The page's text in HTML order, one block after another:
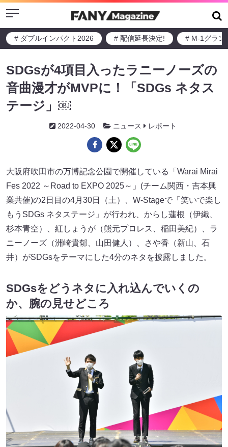
Menu
# ダブルインパクト2026 # 配信延長決定! # M-1グラン
SDGsが4項目入ったラニーノーズの
音曲漫才がMVPに！「SDGs ネタス
テージ」￼
2022-04-30 ニュース レポート
大阪府吹田市の万博記念公園で開催している「Warai Mirai
Fes 2022 ～Road to EXPO 2025～」(チーム関西・吉本興
業共催)の2日目の4月30日（土）、W-Stageで「笑いで楽し
もうSDGs ネタステージ」が行われ、からし蓮根（伊織、
杉本青空）、紅しょうが（熊元プロレス、稲田美紀）、ラ
ニーノーズ（洲崎貴郁、山田健人）、さや香（新山、石
井）がSDGsをテーマにした4分のネタを披露しました。
SDGsをどうネタに入れ込んでいくの
か、腕の見せどころ